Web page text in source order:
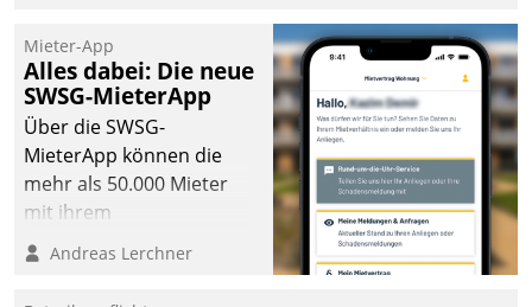
Mieter-App
Alles dabei: Die neue
SWSG-MieterApp
Über die SWSG-
MieterApp können die
mehr als 50.000 Mieter
mit ihrem
Wohnungsunternehmen
kommunizieren, auf dem
Andreas Lerchner